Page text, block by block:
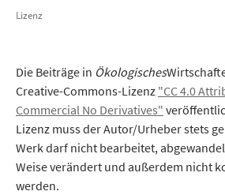
Lizenz
Die Beiträge in Ökologisches
Creative-Commons-Lizenz "CC 4.0
Commercial No Derivatives"
Lizenz muss der Autor/Urheber stets
Werk darf nicht bearbeitet,
Weise verändert und außerdem nicht
werden.